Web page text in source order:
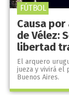
Causa
de Vélez:
libertad
El arquero
jueza y vivirá el
Buenos Aires.
FÚTBOL